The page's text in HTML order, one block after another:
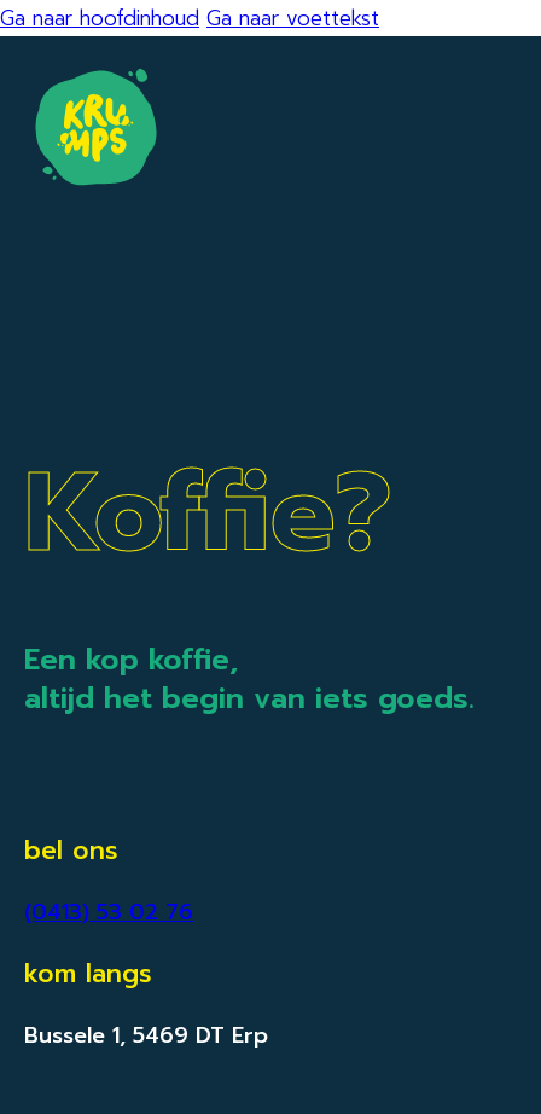
Ga naar hoofdinhoud Ga naar voettekst
Koffie?
Een kop koffie,
altijd het begin van iets goeds.
bel ons
(0413) 53 02 76
kom langs
Bussele 1, 5469 DT Erp